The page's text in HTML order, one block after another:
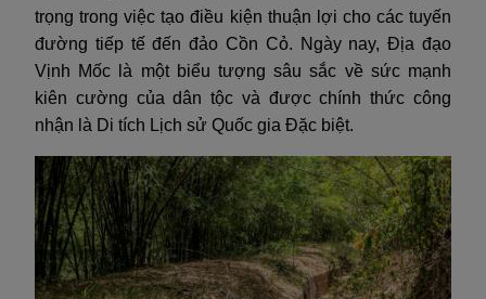
trọng trong việc tạo điều kiện thuận lợi cho các tuyến
đường tiếp tế đến đảo Cồn Cỏ. Ngày nay, Địa đạo
Vịnh Mốc là một biểu tượng sâu sắc về sức mạnh
kiên cường của dân tộc và được chính thức công
nhận là Di tích Lịch sử Quốc gia Đặc biệt.